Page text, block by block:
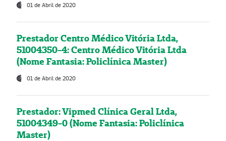
01 de Abril de 2020
Prestador Centro Médico Vitória Ltda,
51004350-4: Centro Médico Vitória Ltda
(Nome Fantasia: Policlínica Master)
01 de Abril de 2020
Prestador: Vipmed Clínica Geral Ltda,
51004349-0 (Nome Fantasia: Policlínica
Master)